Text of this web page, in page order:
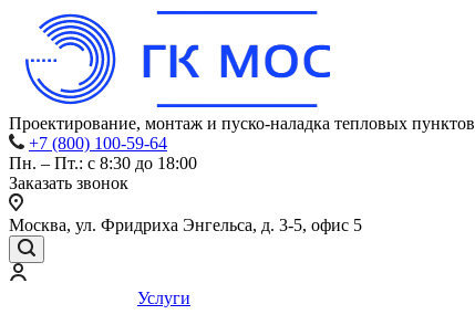
Проектирование, монтаж и пуско-наладка тепловых пунктов
+7 (800) 100-59-64
Пн. – Пт.: с 8:30 до 18:00
Заказать звонок
Москва, ул. Фридриха Энгельса, д. 3-5, офис 5
Услуги